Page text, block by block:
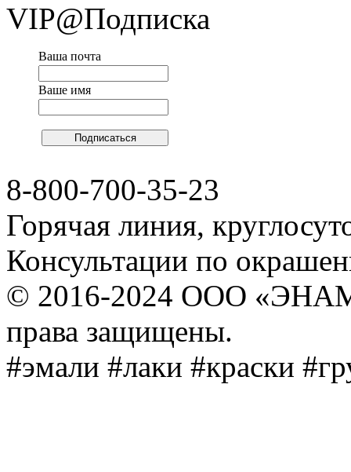
VIP@Подписка
Ваша почта
Ваше имя
8-800-700-35-23
Горячая линия,
Консультации по
© 2016-2024 ООО
права защищены.
#эмали #лаки #краски